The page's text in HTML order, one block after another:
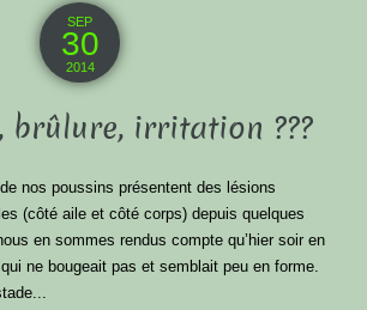
SEP
30
2014
brûlure, irritation ???
nos poussins présentent des lésions
(côté aile et côté corps) depuis quelques
en sommes rendus compte qu’hier soir en
qui ne bougeait pas et semblait peu en forme.